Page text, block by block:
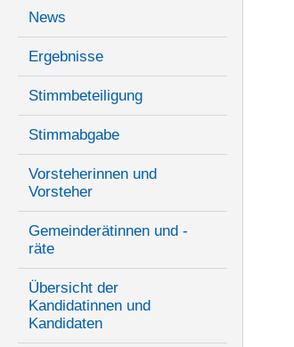
News
Ergebnisse
Stimmbeteiligung
Stimmabgabe
Vorsteherinnen und
Vorsteher
Gemeinderätinnen und -
räte
Übersicht der
Kandidatinnen und
Kandidaten